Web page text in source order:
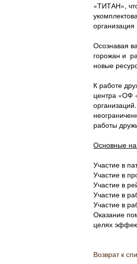
«ТИТАН»,
Осознавая
горожан и
новые
К работе
центра «ОФ
работы
Основные
Участие в
Участие в
Участие в
Участие в
Участие в
Оказание
целях
Возврат к